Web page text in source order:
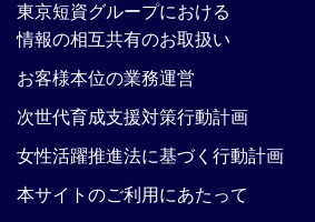
東京短資グループにおける
情報の相互共有のお取扱い
お客様本位の業務運営
次世代育成支援対策行動計画
女性活躍推進法に基づく行動計画
本サイトのご利用にあたって